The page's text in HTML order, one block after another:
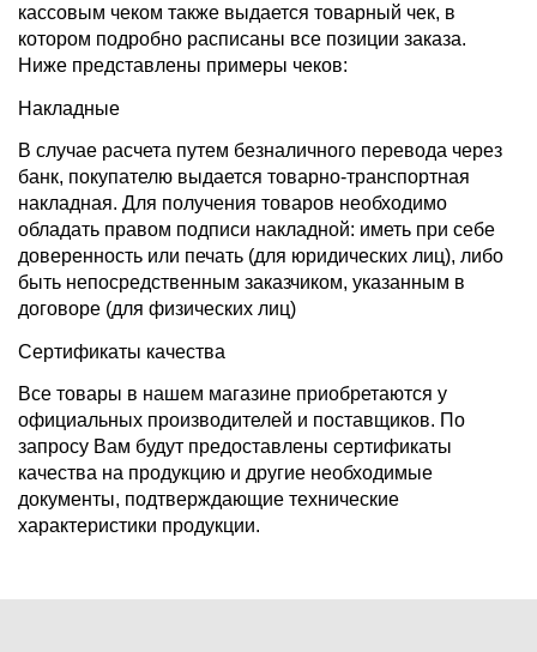
кассовым чеком также выдается товарный чек, в
котором подробно расписаны все позиции заказа.
Ниже представлены примеры чеков:
Накладные
В случае расчета путем безналичного перевода через
банк, покупателю выдается товарно-транспортная
накладная. Для получения товаров необходимо
обладать правом подписи накладной: иметь при себе
доверенность или печать (для юридических лиц), либо
быть непосредственным заказчиком, указанным в
договоре (для физических лиц)
Сертификаты качества
Все товары в нашем магазине приобретаются у
официальных производителей и поставщиков. По
запросу Вам будут предоставлены сертификаты
качества на продукцию и другие необходимые
документы, подтверждающие технические
характеристики продукции.